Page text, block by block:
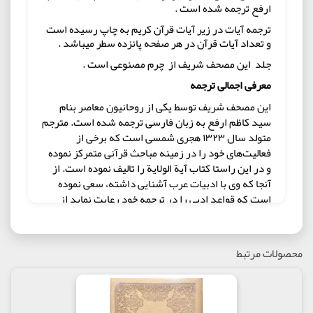
ارفع ترجمه شده است .
ترجمه آیات در زیر آیات قرآن کریم به چاپ رسیده است
و تعداد آیات قرآن در هر صفحه پانزده سطر میباشد .
جلد این مصحف شریف از چرم مصنوعی است .
معرفی اجمالی ترجمه
این مصحف شریف توسط یکی از روحانیون معاصر بنام
سید کاظم ارفع به زبان فارسی ترجمه شده است. مترجم
متولد سال ۱۳۲۳ هجری شمسی است که برخی از
فعالیت‌های خود را در زمینه مباحث قرآنی متمرکز نموده
و در این راستا کتاب آیة الولایة را تالیف نموده است. از
آنجا که وی با ادبیات عرب آشنایی داشته، سعی نموده
است که قواعد ادبی را در ترجمه خود رعایت نماید از
تلاش می‌کند که از جملات اضافی و توضیحی کمتر استفاده
نماید و این مطلب باعث شده است که متن ترجمه، متن
خالصی باشد (گرچه در برخی از موارد توضیحات اضافی از
متن ترجمه جدا نشده است) و توجه خواننده را به خود
جلب می‌نماید. با توجه به ویژگیهای این ترجمه، و سلاست
و روانی آن، این ترجمه برای عموم می‌تواند ترجمه مناسبی
محصولات مرتبط